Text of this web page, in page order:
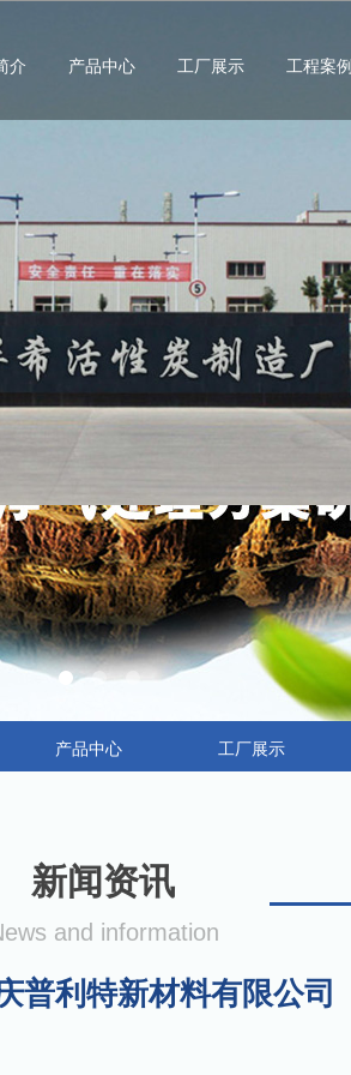
介 产品中心 工厂展示 工程案例
产品中心 工厂展示
新闻资讯
and information
普利特新材料有限公司